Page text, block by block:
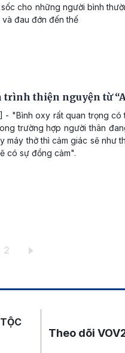
cho những người bình
và đau đớn đến thế
trình thiện nguyện từ
- "Bình oxy rất quan trọng có
trường hợp người thân
máy thở thì cảm giác sẽ như
có sự đồng cảm".
hiện thời
Trang
2
Mạng
Theo dõi